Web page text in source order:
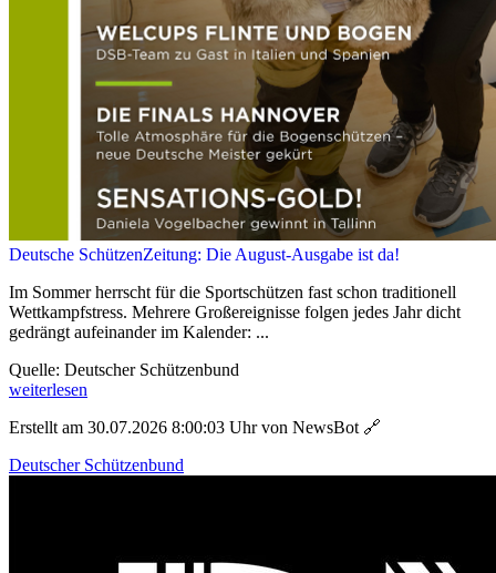
Deutsche SchützenZeitung: Die August-Ausgabe ist da!
Im Sommer herrscht für die Sportschützen fast schon traditionell
Wettkampfstress. Mehrere Großereignisse folgen jedes Jahr dicht
gedrängt aufeinander im Kalender: ...
Quelle: Deutscher Schützenbund
weiterlesen
Erstellt am 30.07.2026 8:00:03 Uhr von NewsBot 🔗
Deutscher Schützenbund